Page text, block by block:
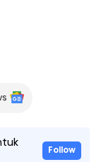
Follow